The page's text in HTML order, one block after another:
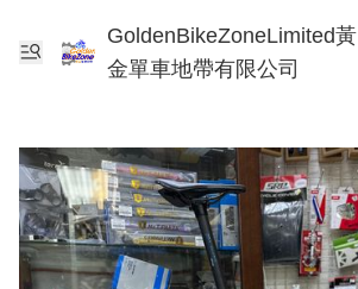
GoldenBikeZoneLimited黃
金單車地帶有限公司